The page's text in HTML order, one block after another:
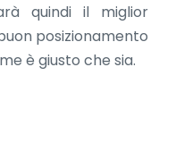
quindi il miglior
posizionamento
è giusto che sia.